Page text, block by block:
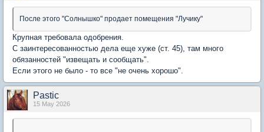
После этого "Солнышко" продает помещения "Лучику"
Крупная требовала одобрения.
С заинтересованностью дела еще хуже (ст. 45), там много
обязанностей "извещать и сообщать".
Если этого не было - то все "не очень хорошо".
Pastic
15 May 2026